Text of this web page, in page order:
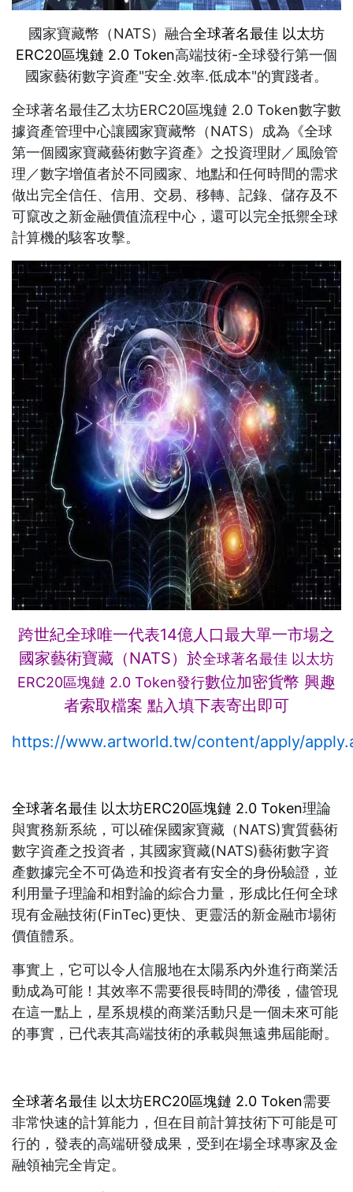
國家寶藏幣（NATS）融合全球著名最佳 以太坊
ERC20區塊鏈 2.0 Token高端技術-全球發行第一個
國家藝術數字資產"安全.效率.低成本"的實踐者。
全球著名最佳乙太坊ERC20區塊鏈 2.0 Token數字數
據資產管理中心讓國家寶藏幣（NATS）成為《全球
第一個國家寶藏藝術數字資產》之投資理財／風險管
理／數字增值者於不同國家、地點和任何時間的需求
做出完全信任、信用、交易、移轉、記錄、儲存及不
可竄改之新金融價值流程中心，還可以完全抵禦全球
計算機的駭客攻擊。
跨世紀全球唯一代表14億人口最大單一市場之
國家藝術寶藏（NATS）於全球著名最佳 以太坊
ERC20區塊鏈 2.0 Token發行數位加密貨幣 興趣
者索取檔案 點入填下表寄出即可
https://www.artworld.tw/content/apply/
全球著名最佳 以太坊ERC20區塊鏈 2.0 Token理論
與實務新系統，可以確保國家寶藏（NATS)實質藝術
數字資產之投資者，其國家寶藏(NATS)藝術數字資
產數據完全不可偽造和投資者有安全的身份驗證，並
利用量子理論和相對論的綜合力量，形成比任何全球
現有金融技術(FinTec)更快、更靈活的新金融市場術
價值體系。
事實上，它可以令人信服地在太陽系內外進行商業活
動成為可能！其效率不需要很長時間的滯後，儘管現
在這一點上，星系規模的商業活動只是一個未來可能
的事實，已代表其高端技術的承載與無遠弗屆能耐。
全球著名最佳 以太坊ERC20區塊鏈 2.0 Token需要
非常快速的計算能力，但在目前計算技術下可能是可
行的，發表的高端研發成果，受到在場全球專家及金
融領袖完全肯定。